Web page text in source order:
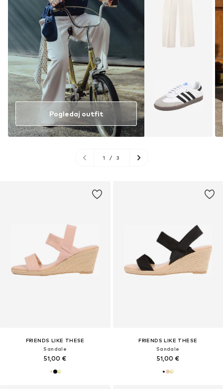
FRIENDS LIKE THESE
Sandale
51,00 €
FRIENDS LIKE THESE
Sandale
51,00 €
Pogledaj outfit
1 / 3